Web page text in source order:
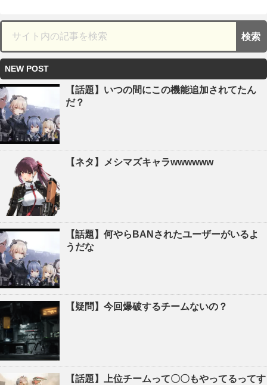
NEW POST
【話題】いつの間にこの機能追加されてたん
だ？
【ネタ】メシマズキャラwwwwww
【話題】何やらBANされたユーザーがいるよ
うだな
【疑問】今回爆破するチームないの？
【話題】上位チームって〇〇もやってるってす